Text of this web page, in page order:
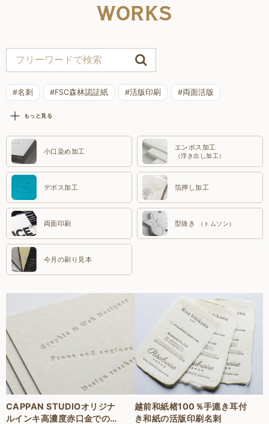
WORKS
#名刺 #FSC森林認証紙 #活版印刷 #両面活版
#特色印刷
もっと見る
小口染め加工 エンボス加工
（浮き出し加工）
デボス加工 箔押し加工
両面印刷 型抜き （トムソン）
今月の刷り見本
CAPPAN STUDIOオリジナ
ルインキ高濃度赤口金での活
越前和紙楮100％手漉き耳付
き和紙の活版印刷名刺